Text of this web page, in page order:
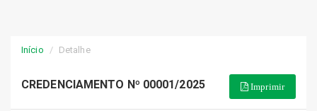
Início Detalhe
CREDENCIAMENTO Nº 00001/2025 Imprimir